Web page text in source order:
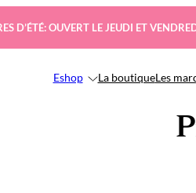
D’ÉTÉ: OUVERT LE JEUDI ET
Eshop La boutiqueLes